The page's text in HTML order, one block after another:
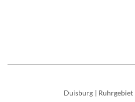
Duisburg | Ruhrgebiet